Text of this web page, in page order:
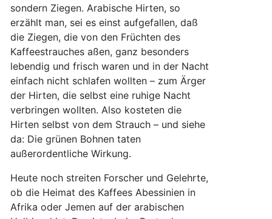
sondern Ziegen. Arabische Hirten, so
erzählt man, sei es einst aufgefallen, daß
die Ziegen, die von den Früchten des
Kaffeestrauches aßen, ganz besonders
lebendig und frisch waren und in der Nacht
einfach nicht schlafen wollten – zum Ärger
der Hirten, die selbst eine ruhige Nacht
verbringen wollten. Also kosteten die
Hirten selbst von dem Strauch – und siehe
da: Die grünen Bohnen taten
außerordentliche Wirkung.
Heute noch streiten Forscher und Gelehrte,
ob die Heimat des Kaffees Abessinien in
Afrika oder Jemen auf der arabischen